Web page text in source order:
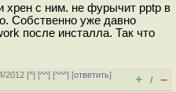
хрен с ним. не фурычит pptp в
Собственно уже давно
после инсталла. Так что
2012 [^] [^^] [^^^] [ответить]
+ / –